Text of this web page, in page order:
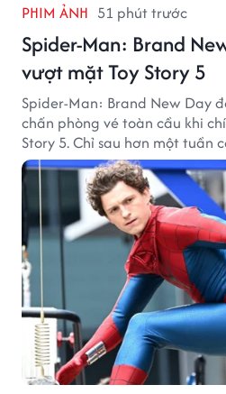
PHIM ẢNH 51 phút trước
Spider-Man: Brand
vượt mặt Toy Story 5
Spider-Man: Brand New Day
chấn phòng vé toàn cầu khi
Story 5. Chỉ sau hơn một tuần
thu về hơn 30.000 tỷ đồng và
khách nhất năm 2026.